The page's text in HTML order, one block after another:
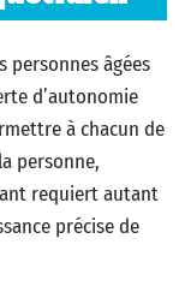
personnes âgées
d’autonomie
à chacun de
personne,
requiert autant
précise de